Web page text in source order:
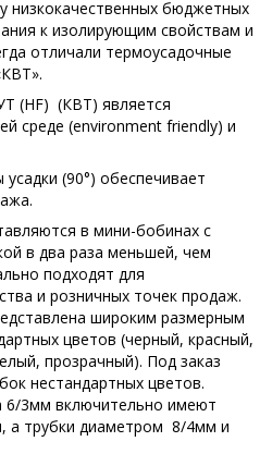
низкокачественных бюджетных
к изолирующим свойствам и
отличали термоусадочные
(HF) (КВТ) является
среде (environment friendly) и
(90°) обеспечивает
в мини-бобинах с
в два раза меньшей, чем
подходят для
и розничных точек продаж.
широким размерным
цветов (черный, красный,
прозрачный). Под заказ
нестандартных цветов.
6/3мм включительно имеют
а трубки диаметром 8/4мм и